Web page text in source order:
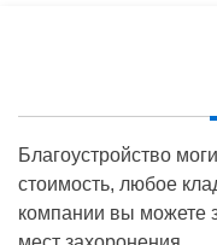
Благоустройство
стоимость, любое
компании вы можете